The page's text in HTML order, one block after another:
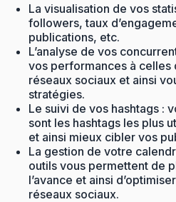
La visualisation de vos
followers, taux
publications, etc.
L’analyse de vos
vos performances à celles
réseaux sociaux et ainsi
stratégies.
Le suivi de vos hashtags :
sont les hashtags les plus
et ainsi mieux cibler vos
La gestion de votre
outils vous permettent de
l’avance et ainsi
réseaux sociaux.